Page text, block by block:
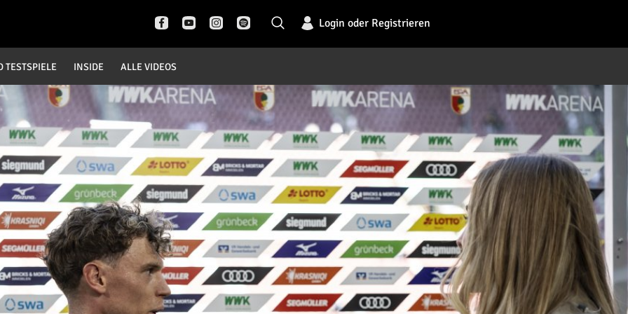
Login oder Registrieren
TESTSPIELE INSIDE ALLE VIDEOS
Pokal- und Testspiele
DFB Pokal
Champions League
Europa League
Testspiele
Inside
News
Interviews
Pressekonferenzen
Rund um Borussia
Trainingslager
Historie
English